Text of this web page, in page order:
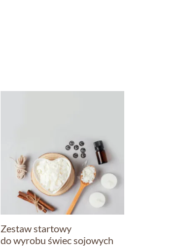
Zestaw startowy
do wyrobu świec sojowych